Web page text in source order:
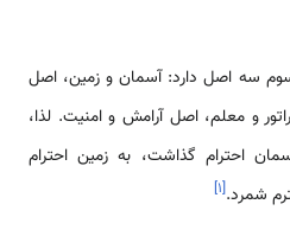
سه اصل دارد: آسمان و زمین، اصل
و معلم، اصل آرامش و امنیت. لذا،
احترام گذاشت، به زمین احترام
شمرد.[۱]